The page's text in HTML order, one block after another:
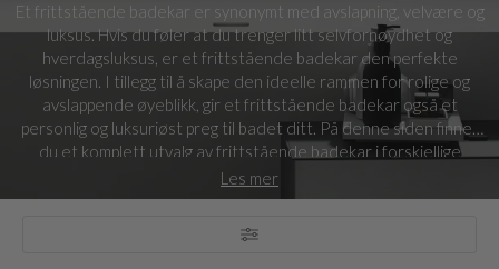
Et frittstående badekar er synonymt med avslapning, velvære og
luksus. Hvis du føler at du trenger litt selvfornøydhet og
hverdagsluksus, er et frittstående badekar den perfekte
løsningen. I tillegg til å skape den ideelle rammen for rolige og
avslappende øyeblikk, gir et frittstående badekar også et
personlig og luksuriøst preg til badet ditt. På denne siden finner
du et komplett utvalg av frittstående badekar i forskjellige
størrelser og design, fra klassiske kloføtte badekar til moderne
ovale og runde modeller.
Les mer